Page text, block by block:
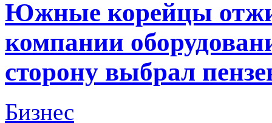
Южные корейцы
компании
сторону выбрал
Бизнес